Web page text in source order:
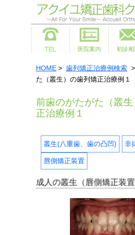
医院案内 初診相
HOME > 歯列矯正治療例検索
た（叢生）の歯列矯正治療例１
前歯のがたがた（叢
正治療例１
叢生(八重歯、歯の凸凹) 非
唇側矯正装置
成人の叢生（唇側矯正装置